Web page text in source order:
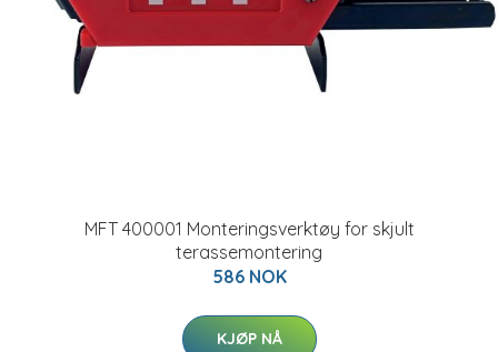
MFT 400001 Monteringsverktøy for skjult
terassemontering
586 NOK
KJØP NÅ